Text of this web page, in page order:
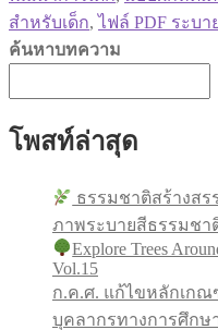
สำหรับเด็ก,ไฟล์ PDF ระบา
ค้นหาบทความ
โพสท์ล่าสุด
ธรรมชาติสร้างสร
ภาพระบายสีธรรมชา
Explore Trees
Vol.15
ก.ค.ศ. แก้ไขหลักเกณ
บุคลากรทางการศึกษ